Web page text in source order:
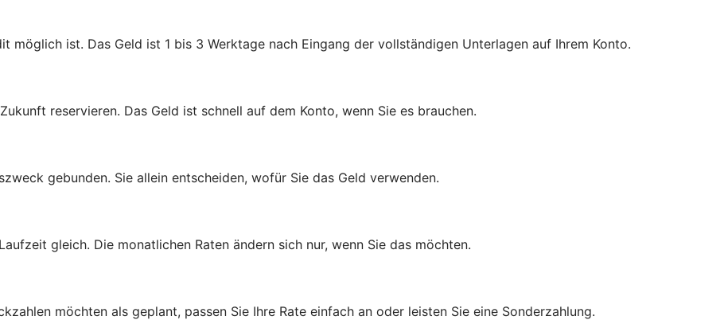
möglich ist. Das Geld ist 1 bis 3 Werktage nach Eingang der vollständigen Unterlagen auf Ihrem Konto.
reservieren. Das Geld ist schnell auf dem Konto, wenn Sie es brauchen.
gebunden. Sie allein entscheiden, wofür Sie das Geld verwenden.
gleich. Die monatlichen Raten ändern sich nur, wenn Sie das möchten.
möchten als geplant, passen Sie Ihre Rate einfach an oder leisten Sie eine Sonderzahlung.